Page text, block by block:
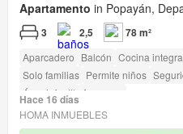
Apartamento in Popayán,
3 2,5 78 m²
Aparcadero Balcón Cocina
Solo familias Permite niños
Área infantil
Ascensor
Hace 16 días
HOMA INMUEBLES